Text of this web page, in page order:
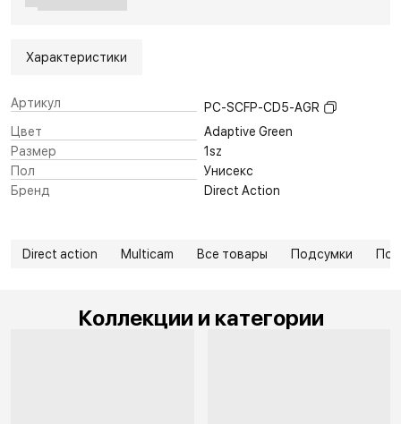
Характеристики
Артикул
PC-SCFP-CD5-AGR
Цвет
Adaptive Green
Размер
1sz
Пол
Унисекс
Бренд
Direct Action
Direct action Multicam Все товары Подсумки
Коллекции и категории